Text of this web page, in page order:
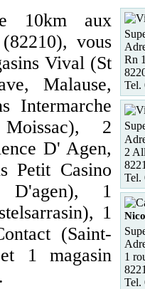
10km aux
vous
Vival (St
Malause,
Intermarche
2
D' Agen,
Petit Casino
D'agen), 1
1
(Saint-
1 magasin
Rn
Tel.
2
Tel.
1
Tel.